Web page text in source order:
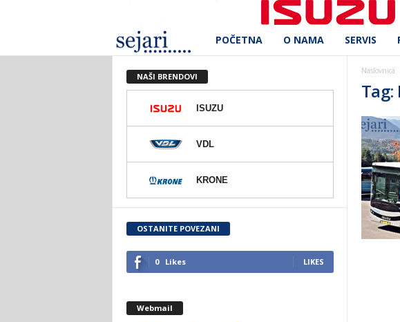
e
r
d
.
POČETNA O NAMA SERVIS
Naslovnica
Tag:
NAŠI BRENDOVI
ISUZU
VDL
KRONE
OSTANITE POVEZANI
0 Likes LIKES
Webmail